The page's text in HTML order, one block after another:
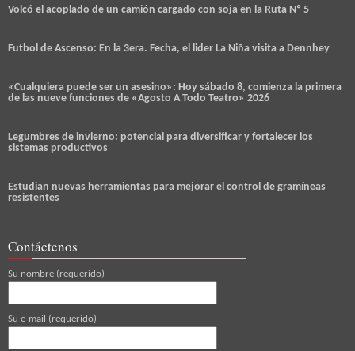
Volcó el acoplado de un camión cargado con soja en la Ruta Nº 5
Futbol de Ascenso: En la 3era. Fecha, el lider La Niña visita a Dennhey
«Cualquiera puede ser un asesino»: Hoy sábado 8, comienza la primera
de las nueve funciones de «Agosto A Todo Teatro» 2026
Legumbres de invierno: potencial para diversificar y fortalecer los
sistemas productivos
Estudian nuevas herramientas para mejorar el control de gramíneas
resistentes
Contáctenos
Su nombre (requerido)
Su e-mail (requerido)